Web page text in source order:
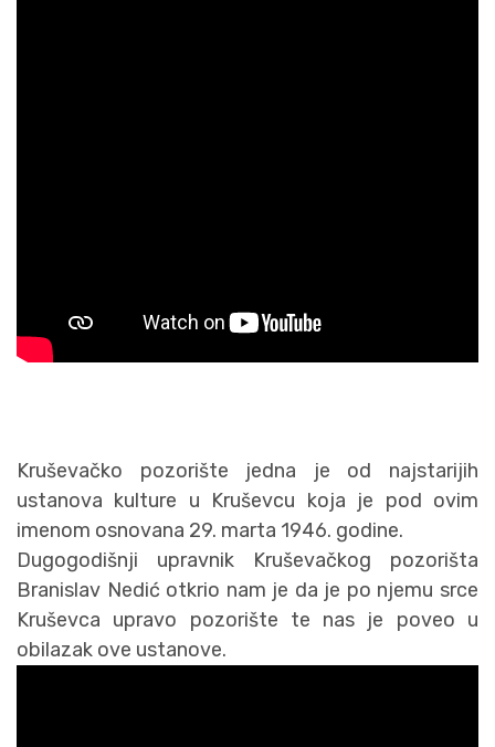
Kruševačko pozorište jedna je od najstarijih
ustanova kulture u Kruševcu koja je pod ovim
imenom osnovana 29. marta 1946. godine.
Dugogodišnji upravnik Kruševačkog pozorišta
Branislav Nedić otkrio nam je da je po njemu srce
Kruševca upravo pozorište te nas je poveo u
obilazak ove ustanove.